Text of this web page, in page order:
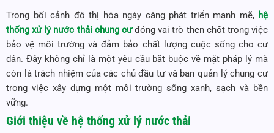
Trong bối cảnh đô thị hóa ngày càng phát triển mạnh mẽ, hệ
thống xử lý nước thải chung cưđóng vai trò then chốt trong việc
bảo vệ môi trường và đảm bảo chất lượng cuộc sống cho cư
dân. Đây không chỉ là một yêu cầu bắt buộc về mặt pháp lý mà
còn là trách nhiệm của các chủ đầu tư và ban quản lý chung cư
trong việc xây dựng một môi trường sống xanh, sạch và bền
vững.
Giới thiệu về hệ thống xử lý nước thải